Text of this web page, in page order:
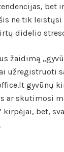
bet
ne tik
didelio
žaidimą
užregistruoti
gyvūnų
ar skutimosi
kirpėjai, bet,